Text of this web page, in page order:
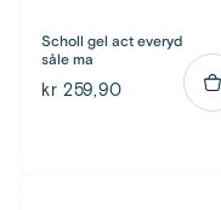
Scholl gel act everyd
såle ma
kr 259,90